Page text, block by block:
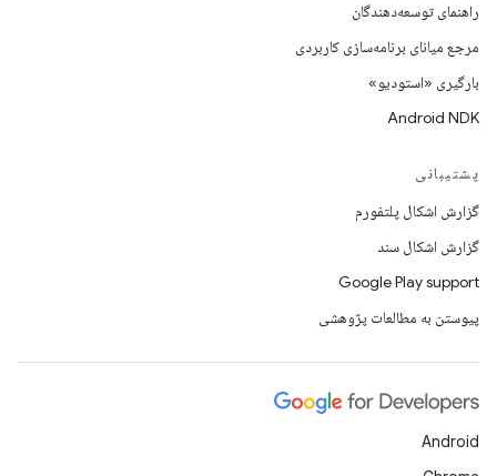
راهنمای توسعه‌دهندگان
مرجع میانای برنامه‌سازی کاربردی
بارگیری «استودیو»
Android NDK
پشتیبانی
گزارش اشکال پلتفورم
گزارش اشکال سند
Google Play support
پیوستن به مطالعات پژوهشی
Android